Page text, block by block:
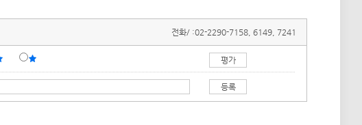
전화/ :02-2290-7158, 6149, 7241